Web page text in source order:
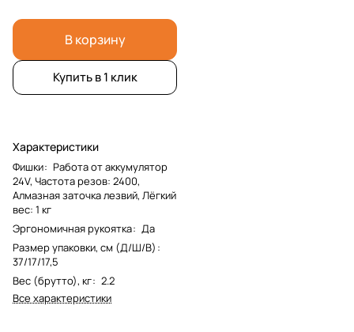
В корзину
Купить в 1 клик
Характеристики
Фишки: Работа от аккумулятор
24V, Частота резов: 2400,
Алмазная заточка лезвий, Лёгкий
вес: 1 кг
Эргономичная рукоятка: Да
Размер упаковки, см (Д/Ш/В) :
37/17/17,5
Вес (брутто), кг: 2.2
Все характеристики